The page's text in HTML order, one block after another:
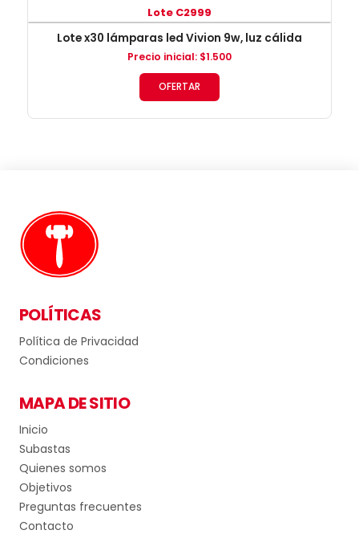
Lote C2999
Lote x30 lámparas led Vivion 9w, luz cálida
Precio inicial: $1.500
OFERTAR
POLÍTICAS
Política de Privacidad
Condiciones
MAPA DE SITIO
Inicio
Subastas
Quienes somos
Objetivos
Preguntas frecuentes
Contacto